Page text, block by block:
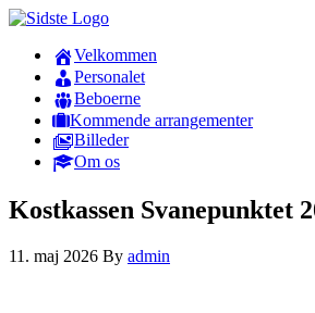
Velkommen
Personalet
Beboerne
Kommende arrangementer
Billeder
Om os
Kostkassen Svanepunktet
11. maj 2026 By admin